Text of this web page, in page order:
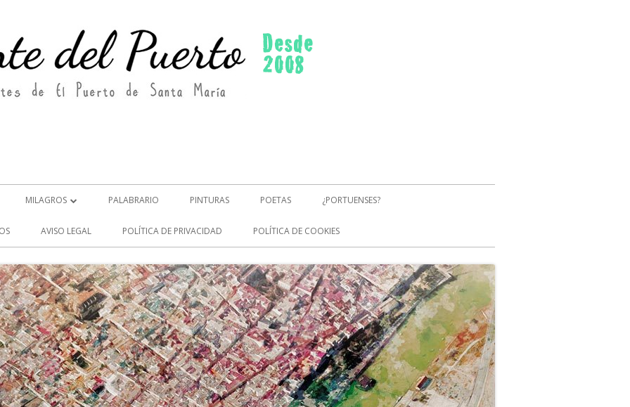
MILAGROS
MILAGROS (2)
PALABRARIO PINTURAS POETAS ¿PORTUENSES?
AVISO LEGAL POLÍTICA DE PRIVACIDAD POLÍTICA DE COOKIES